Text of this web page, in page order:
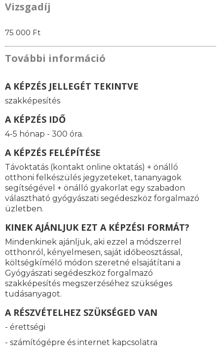
Vizsgadíj
75 000 Ft
További információ
A KÉPZÉS JELLEGÉT TEKINTVE
szakképesítés
A KÉPZÉS IDŐ
4-5 hónap - 300 óra.
A KÉPZÉS FELÉPÍTÉSE
Távoktatás (kontakt online oktatás) + önálló
otthoni felkészülés jegyzeteket, tananyagok
segítségével + önálló gyakorlat egy szabadon
választható gyógyászati segédeszköz forgalmazó
üzletben.
KINEK AJÁNLJUK EZT A KÉPZÉSI FORMÁT?
Mindenkinek ajánljuk, aki ezzel a módszerrel
otthonról, kényelmesen, saját időbeosztással,
költségkímélő módon szeretné elsajátítani a
Gyógyászati segédeszköz forgalmazó
szakképesítés megszerzéséhez szükséges
tudásanyagot.
A RÉSZVÉTELHEZ SZÜKSÉGED VAN
- érettségi
- számítógépre és internet kapcsolatra